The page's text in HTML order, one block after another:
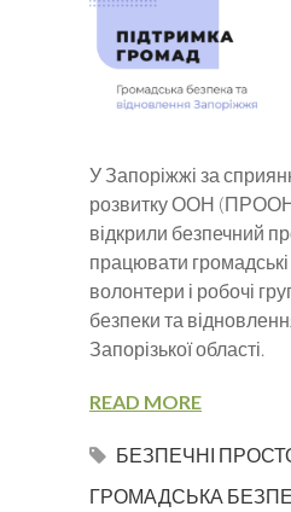
У Запоріжжі за
розвитку ООН (ПРООН)
відкрили безпечний
працювати громадські
волонтери і робочі
безпеки та
Запорізької області.
READ MORE
БЕЗПЕЧНІ
ГРОМАДСЬКА